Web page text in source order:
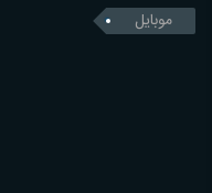
موبایل